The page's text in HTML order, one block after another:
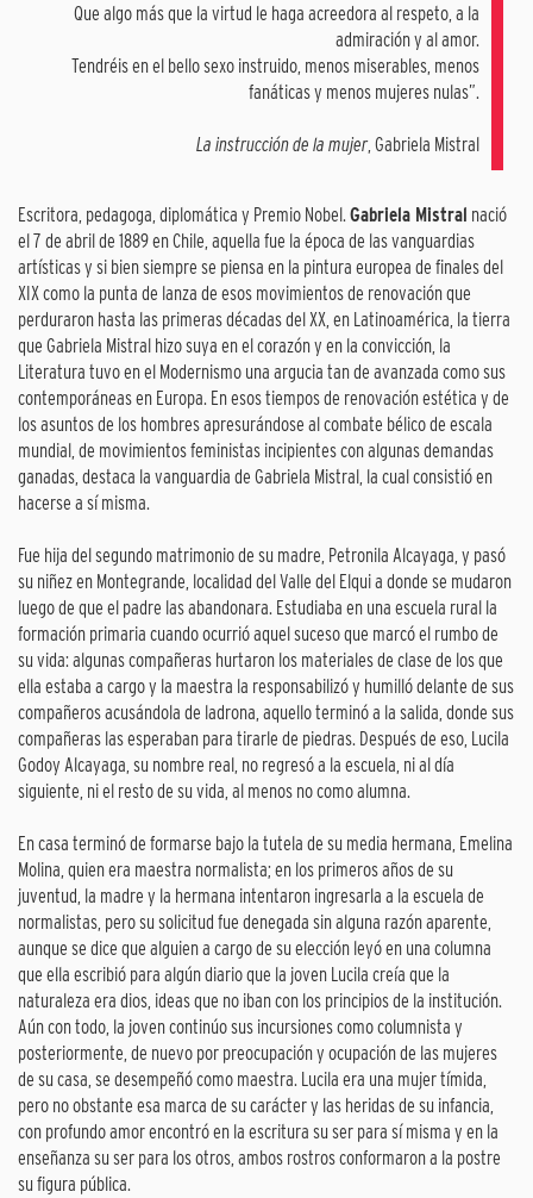
Que algo más que la virtud le haga acreedora al respeto, a la
admiración y al amor.
Tendréis en el bello sexo instruido, menos miserables, menos
fanáticas y menos mujeres nulas”.
La instrucción de la mujer, Gabriela Mistral
Escritora, pedagoga, diplomática y Premio Nobel.Gabriela Mistral nació
el 7 de abril de 1889 en Chile, aquella fue la época de las vanguardias
artísticas y si bien siempre se piensa en la pintura europea de finales del
XIX como la punta de lanza de esos movimientos de renovación que
perduraron hasta las primeras décadas del XX, en Latinoamérica, la tierra
que Gabriela Mistral hizo suya en el corazón y en la convicción, la
Literatura tuvo en el Modernismo una argucia tan de avanzada como sus
contemporáneas en Europa. En esos tiempos de renovación estética y de
los asuntos de los hombres apresurándose al combate bélico de escala
mundial, de movimientos feministas incipientes con algunas demandas
ganadas, destaca la vanguardia de Gabriela Mistral, la cual consistió en
hacerse a sí misma.
Fue hija del segundo matrimonio de su madre, Petronila Alcayaga, y pasó
su niñez en Montegrande, localidad del Valle del Elqui a donde se mudaron
luego de que el padre las abandonara. Estudiaba en una escuela rural la
formación primaria cuando ocurrió aquel suceso que marcó el rumbo de
su vida: algunas compañeras hurtaron los materiales de clase de los que
ella estaba a cargo y la maestra la responsabilizó y humilló delante de sus
compañeros acusándola de ladrona, aquello terminó a la salida, donde sus
compañeras las esperaban para tirarle de piedras. Después de eso, Lucila
Godoy Alcayaga, su nombre real, no regresó a la escuela, ni al día
siguiente, ni el resto de su vida, al menos no como alumna.
En casa terminó de formarse bajo la tutela de su media hermana, Emelina
Molina, quien era maestra normalista; en los primeros años de su
juventud, la madre y la hermana intentaron ingresarla a la escuela de
normalistas, pero su solicitud fue denegada sin alguna razón aparente,
aunque se dice que alguien a cargo de su elección leyó en una columna
que ella escribió para algún diario que la joven Lucila creía que la
naturaleza era dios, ideas que no iban con los principios de la institución.
Aún con todo, la joven continúo sus incursiones como columnista y
posteriormente, de nuevo por preocupación y ocupación de las mujeres
de su casa, se desempeñó como maestra. Lucila era una mujer tímida,
pero no obstante esa marca de su carácter y las heridas de su infancia,
con profundo amor encontró en la escritura su ser para sí misma y en la
enseñanza su ser para los otros, ambos rostros conformaron a la postre
su figura pública.